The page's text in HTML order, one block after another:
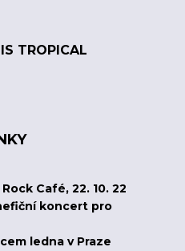
IS TROPICAL
Café, 22. 10. 22
koncert pro
ledna v Praze